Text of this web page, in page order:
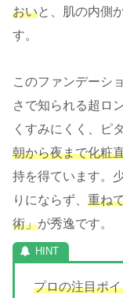
おいと、肌の内側
す。
このファンデーシ
さで知られる超ロ
くすみにくく、ピ
朝から夜まで化粧
持を得ています。
りにならず、 重ね
術」が秀逸です。
プロの注目ポ